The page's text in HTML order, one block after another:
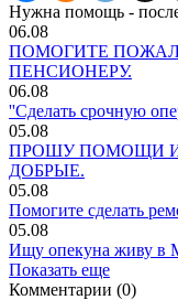
Нужна помощь -
06.08
ПОМОГИТЕ
ПЕНСИОНЕРУ.
06.08
''Сделать срочную
05.08
ПРОШУ ПОМОЩИ
ДОБРЫЕ.
05.08
Помогите сделать
05.08
Ищу опекуна живу в
Показать еще
Комментарии (0)